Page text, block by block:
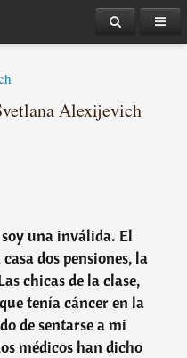
Alexijevich
soy una inválida. El
dos pensiones, la
chicas de la clase,
tenía cáncer en la
de sentarse a mi
médicos han dicho